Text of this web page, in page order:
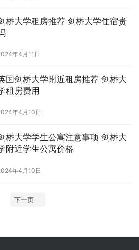
桥大学租房推荐 剑桥大学住宿贵
年4月11日
国剑桥大学附近租房推荐 剑桥大
租房费用
年4月10日
桥大学学生公寓注意事项 剑桥大
附近学生公寓价格
年4月10日
下一页